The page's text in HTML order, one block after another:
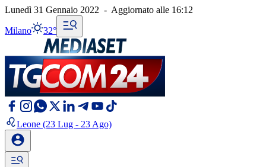
Lunedì 31 Gennaio 2022 - Aggiornato alle 16:12
Milano 32°
Leone (23 Lug - 23 Ago)